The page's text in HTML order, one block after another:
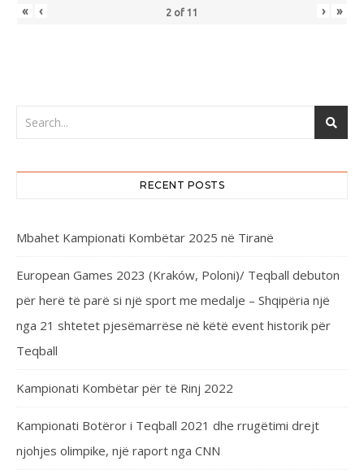
« ‹ 2 of 11 › »
RECENT POSTS
Mbahet Kampionati Kombëtar 2025 në Tiranë
European Games 2023 (Kraków, Poloni)/ Teqball debuton
për herë të parë si një sport me medalje – Shqipëria një
nga 21 shtetet pjesëmarrëse në këtë event historik për
Teqball
Kampionati Kombëtar për të Rinj 2022
Kampionati Botëror i Teqball 2021 dhe rrugëtimi drejt
njohjes olimpike, një raport nga CNN